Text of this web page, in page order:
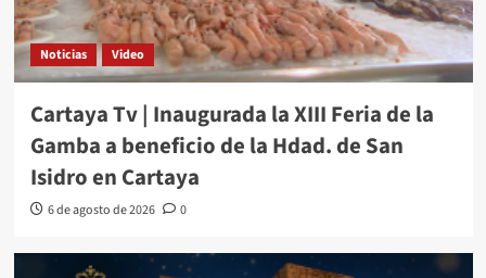
Noticias Video
Cartaya Tv | Inaugurada la XIII Feria de la
Gamba a beneficio de la Hdad. de San
Isidro en Cartaya
6 de agosto de 2026 0